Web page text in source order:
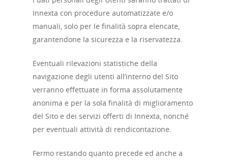
Innexta con procedure automatizzate e/o
manuali, solo per le finalità sopra elencate,
garantendone la sicurezza e la riservatezza.
Eventuali rilevazioni statistiche della
navigazione degli utenti all’interno del Sito
verranno effettuate in forma assolutamente
anonima e per la sola finalità di miglioramento
del Sito e dei servizi offerti di Innexta, nonché
per eventuali attività di rendicontazione.
Fermo restando quanto precede ed anche a